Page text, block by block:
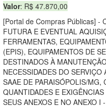
Valor: R$ 47.870,00
[Portal de Compras Públicas] -
FUTURA E EVENTUAL
FERRAMENTAS,
(EPIS), EQUIPAMENTOS DE
DESTINADOS À
NECESSIDADES DO
SAAE DE PARAISÓPOLIS/MG,
QUANTIDADES E
SEUS ANEXOS E NO ANEXO I